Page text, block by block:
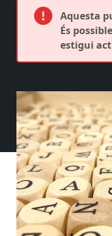
Aquesta
És
estigui